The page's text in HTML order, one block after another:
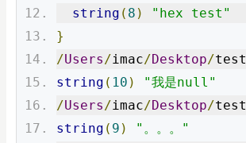
string ( 8 )
"hex test"
}
/Users/imac/Desktop/test
string ( 10 )
"我是null"
/Users/imac/Desktop/test
string ( 9 )
"。。。"